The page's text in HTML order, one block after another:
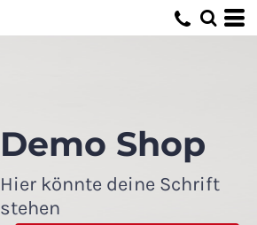
Demo Shop
Hier könnte deine Schrift
stehen